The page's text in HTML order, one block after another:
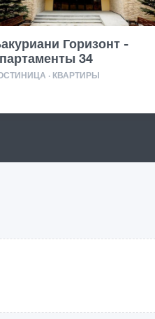
Горизонт -
34
· КВАРТИРЫ